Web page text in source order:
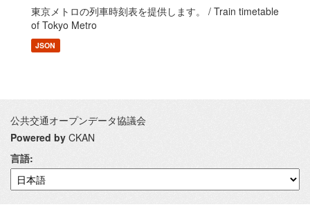
東京メトロの列車時刻表を提供します。 / Train timetable
of Tokyo Metro
JSON
公共交通オープンデータ協議会
Powered by CKAN
言語